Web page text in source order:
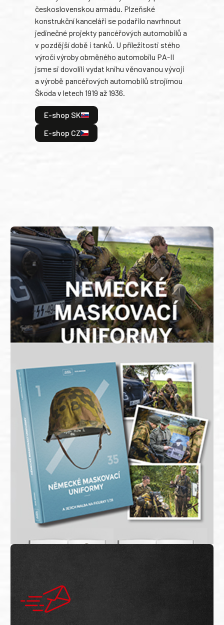
československou armádu. Plzeňské
konstrukční kanceláři se podařilo navrhnout
jedinečné projekty pancéřových automobilů a
v pozdější době i tanků. U příležitosti stého
výročí výroby obrněného automobilu PA-II
jsme si dovolili vydat knihu věnovanou vývoji
a výrobě pancéřových automobilů strojírnou
Škoda v letech 1919 až 1936.
E-shop SK
E-shop CZ